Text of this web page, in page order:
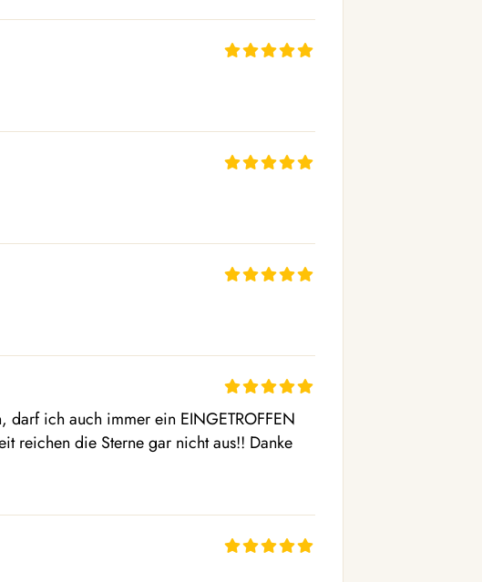
ich auch immer ein EINGETROFFEN
reichen die Sterne gar nicht aus!! Danke